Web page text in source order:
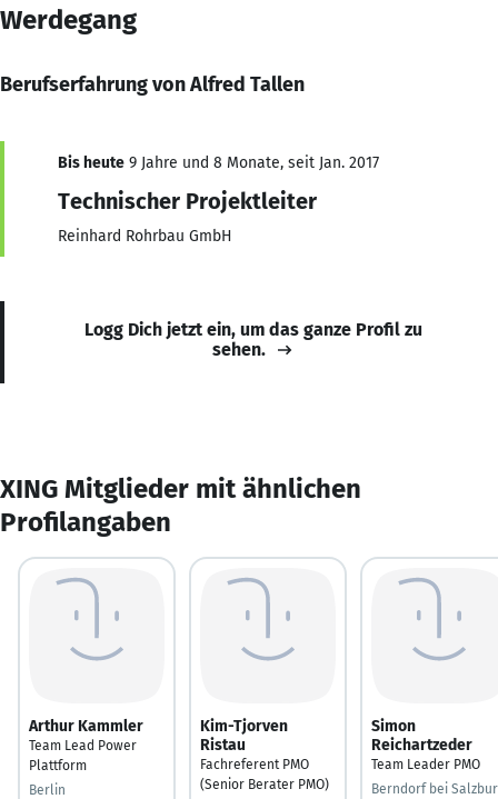
Werdegang
Berufserfahrung von Alfred Tallen
Bis heute 9 Jahre und 8 Monate, seit Jan. 2017
Technischer Projektleiter
Reinhard Rohrbau GmbH
Logg Dich jetzt ein, um das ganze Profil zu
sehen.
XING Mitglieder mit ähnlichen
Profilangaben
Arthur Kammler
Team Lead Power
Plattform
Berlin
Kim-Tjorven
Ristau
Fachreferent PMO
(Senior Berater PMO)
Simon
Reichartzeder
Team Leader PMO
Berndorf bei